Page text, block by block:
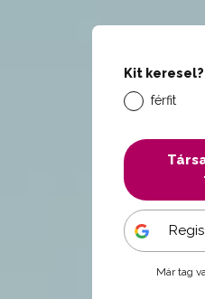
Kit keresel?
férfit
Már tag